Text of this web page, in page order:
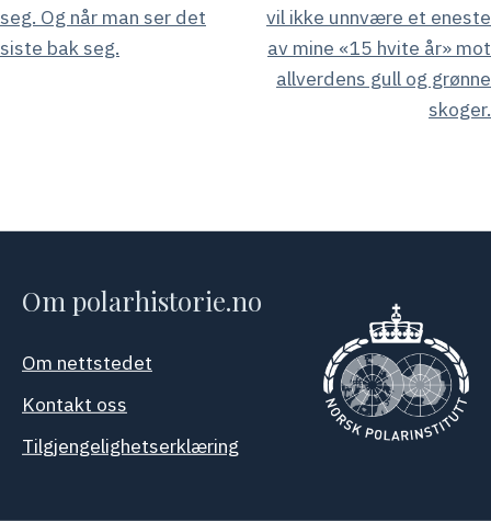
seg. Og når man ser det
siste bak seg.
vil ikke unnvære et eneste
av mine «15 hvite år» mot
allverdens gull og grønne
skoger.
Om polarhistorie.no
Om nettstedet
Kontakt oss
Tilgjengelighetserklæring